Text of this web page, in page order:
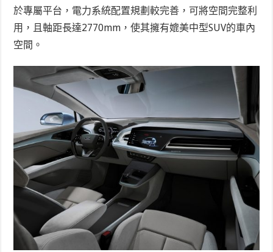
於專屬平台，電力系統配置規劃較完善，可將空間完整利
用，且軸距長達2770mm，使其擁有媲美中型SUV的車內
空間。